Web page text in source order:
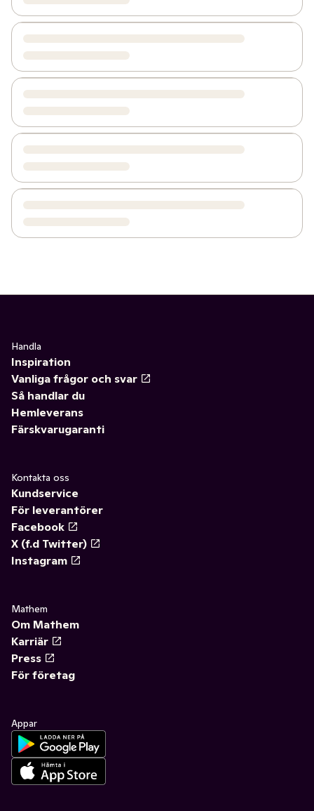
Handla
Inspiration
Vanliga frågor och svar
Så handlar du
Hemleverans
Färskvarugaranti
Kontakta oss
Kundservice
För leverantörer
Facebook
X (f.d Twitter)
Instagram
Mathem
Om Mathem
Karriär
Press
För företag
Appar